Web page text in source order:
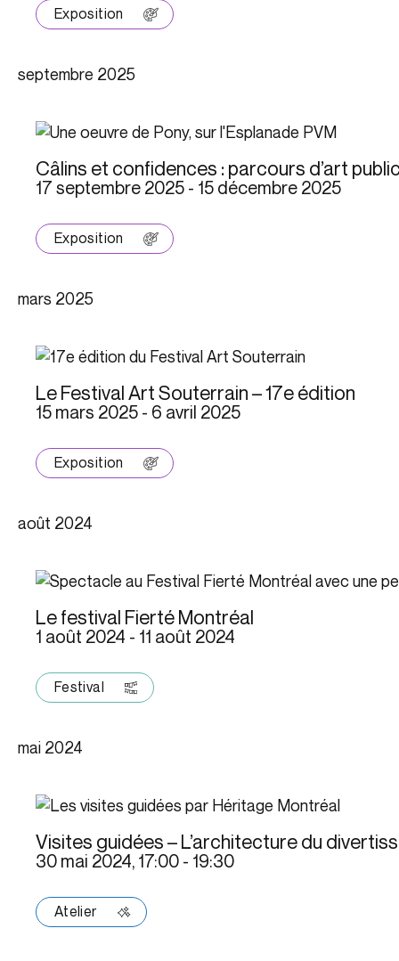
Exposition
septembre 2025
Câlins et confidences : parcours d’art
17 septembre 2025 - 15 décembre 2025
Exposition
mars 2025
Le Festival Art Souterrain – 17e édition
15 mars 2025 - 6 avril 2025
Exposition
août 2024
Le festival Fierté Montréal
1 août 2024 - 11 août 2024
Festival
mai 2024
Visites guidées – L’architecture du
30 mai 2024, 17:00 - 19:30
Atelier